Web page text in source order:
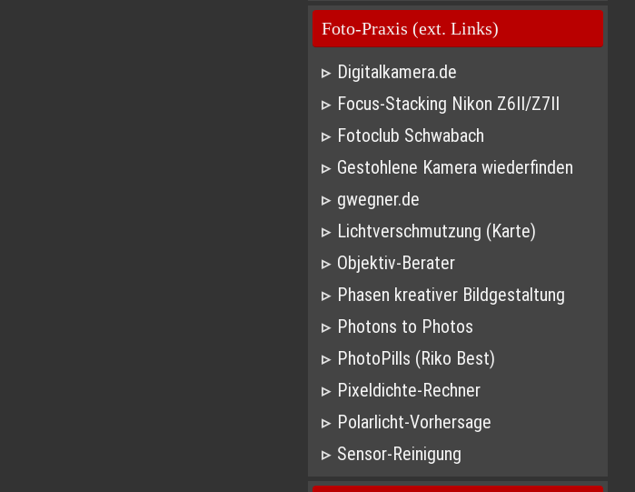
Foto-Praxis (ext. Links)
Digitalkamera.de
Focus-Stacking Nikon Z6II/Z7II
Fotoclub Schwabach
Gestohlene Kamera wiederfinden
gwegner.de
Lichtverschmutzung (Karte)
Objektiv-Berater
Phasen kreativer Bildgestaltung
Photons to Photos
PhotoPills (Riko Best)
Pixeldichte-Rechner
Polarlicht-Vorhersage
Sensor-Reinigung